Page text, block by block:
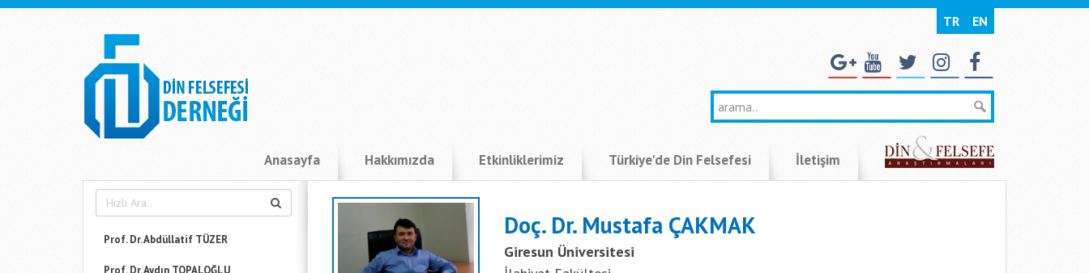
TR EN
Anasayfa Hakkımızda Etkinliklerimiz Türkiye'de Din Felsefesi İletişim
Prof. Dr. Abdüllatif TÜZER
Prof. Dr. Aydın TOPALOĞLU
Doç. Dr. Mustafa ÇAKMAK
Giresun Üniversitesi